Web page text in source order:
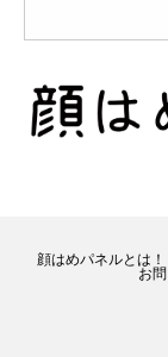
顔はめパネルとは！
お